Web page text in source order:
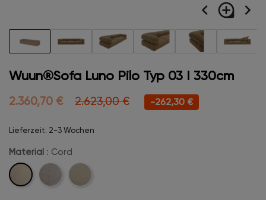
navigate_before loupe navigate_next
Wuun®Sofa Luno Pilo Typ 03 I 330cm
2.360,70 € 2.623,00 € -262,30 €
Lieferzeit: 2-3 Wochen
Material : Cord
Cord Velvet Boucle